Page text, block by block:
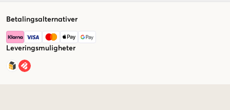
Betalingsalternativer
Leveringsmuligheter